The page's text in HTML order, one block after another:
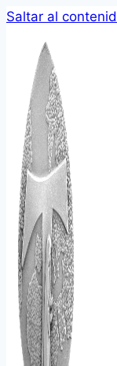
Saltar al